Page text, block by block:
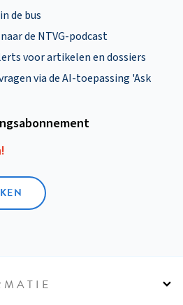
de bus
de NTVG-podcast
voor artikelen en dossiers
via de AI-toepassing 'Ask